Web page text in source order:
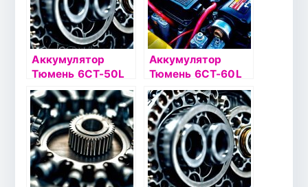
Аккумулятор
Тюмень 6СТ-50L
Asia п/п
Аккумулятор
Тюмень 6СТ-60L
STANDARD